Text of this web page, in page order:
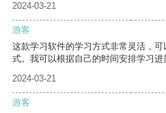
2024-03-21
游客
这款学习软件的学习方式非常灵活，
式。我可以根据自己的时间安排学习进
2024-03-21
游客